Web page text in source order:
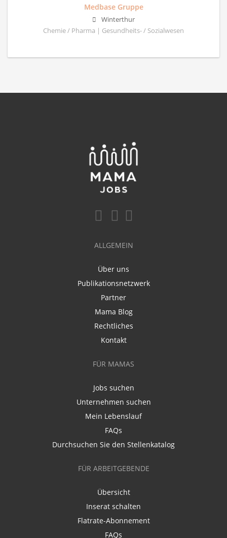
Medbase Gruppe
Winterthur
Chemie / Pharma | Gesundheits- / Sozialwesen
ALLGEMEIN
Über uns
Publikationsnetzwerk
Partner
Mama Blog
Rechtliches
Kontakt
FÜR MAMAS
Jobs suchen
Unternehmen suchen
Mein Lebenslauf
FAQs
Durchsuchen Sie den Stellenkatalog
FÜR ARBEITGEBENDE
Übersicht
Inserat schalten
Flatrate-Abonnement
FAQs